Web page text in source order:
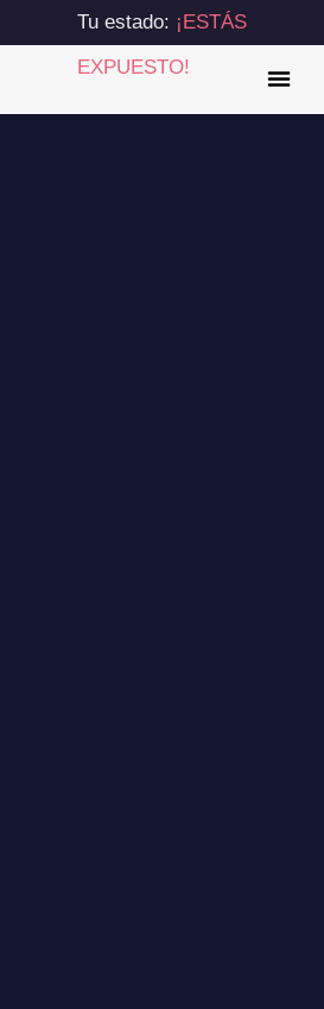
Tu estado: ¡ESTÁS
EXPUESTO!